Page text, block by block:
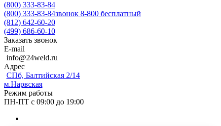
(800) 333-83-84
(800) 333-83-84звонок 8-800 бесплатный
(812) 642-60-20
(499) 686-60-10
Заказать звонок
E-mail
info@24weld.ru
Адрес
СПб, Балтийская 2/14
м.Нарвская
Режим работы
ПН-ПТ с 09:00 до 19:00